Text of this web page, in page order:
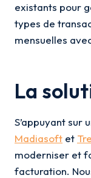
existants pour
types de
mensuelles
La
S’appuyant sur
Madiasoft et
moderniser et
facturation.